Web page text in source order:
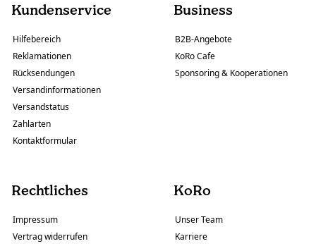
Kundenservice
Hilfebereich
Reklamationen
Rücksendungen
Versandinformationen
Versandstatus
Zahlarten
Kontaktformular
Business
B2B-Angebote
KoRo Cafe
Sponsoring & Kooperationen
Rechtliches
Impressum
Vertrag widerrufen
KoRo
Unser Team
Karriere